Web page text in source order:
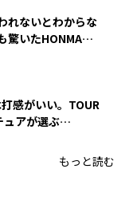
れないとわからな
驚いたHONMA
感がいい。TOUR
ュアが選ぶ
もっと読む